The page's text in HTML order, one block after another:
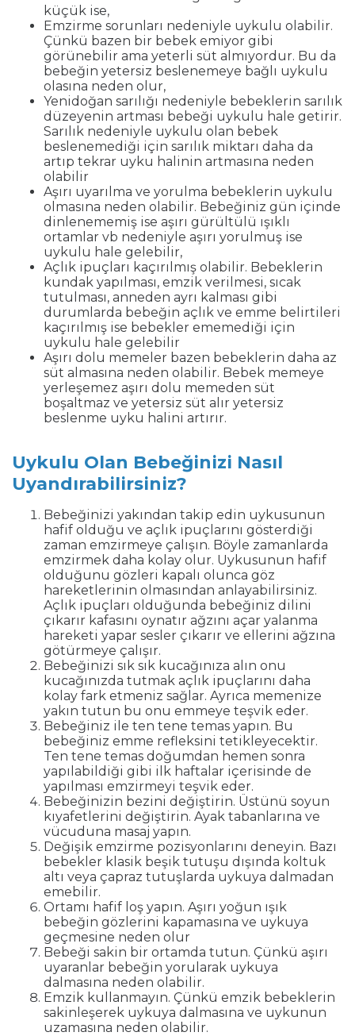
küçük ise,
Emzirme sorunları nedeniyle uykulu olabilir.
Çünkü bazen bir bebek emiyor gibi
görünebilir ama yeterli süt almıyordur. Bu da
bebeğin yetersiz beslenemeye bağlı uykulu
olasına neden olur,
Yenidoğan sarılığı nedeniyle bebeklerin sarılık
düzeyenin artması bebeği uykulu hale getirir.
Sarılık nedeniyle uykulu olan bebek
beslenemediği için sarılık miktarı daha da
artıp tekrar uyku halinin artmasına neden
olabilir
Aşırı uyarılma ve yorulma bebeklerin uykulu
olmasına neden olabilir. Bebeğiniz gün içinde
dinlenememiş ise aşırı gürültülü ışıklı
ortamlar vb nedeniyle aşırı yorulmuş ise
uykulu hale gelebilir,
Açlık ipuçları kaçırılmış olabilir. Bebeklerin
kundak yapılması, emzik verilmesi, sıcak
tutulması, anneden ayrı kalması gibi
durumlarda bebeğin açlık ve emme belirtileri
kaçırılmış ise bebekler ememediği için
uykulu hale gelebilir
Aşırı dolu memeler bazen bebeklerin daha az
süt almasına neden olabilir. Bebek memeye
yerleşemez aşırı dolu memeden süt
boşaltmaz ve yetersiz süt alır yetersiz
beslenme uyku halini artırır.
Uykulu Olan Bebeğinizi Nasıl
Uyandırabilirsiniz?
Bebeğinizi yakından takip edin uykusunun
hafif olduğu ve açlık ipuçlarını gösterdiği
zaman emzirmeye çalışın. Böyle zamanlarda
emzirmek daha kolay olur. Uykusunun hafif
olduğunu gözleri kapalı olunca göz
hareketlerinin olmasından anlayabilirsiniz.
Açlık ipuçları olduğunda bebeğiniz dilini
çıkarır kafasını oynatır ağzını açar yalanma
hareketi yapar sesler çıkarır ve ellerini ağzına
götürmeye çalışır.
Bebeğinizi sık sık kucağınıza alın onu
kucağınızda tutmak açlık ipuçlarını daha
kolay fark etmeniz sağlar. Ayrıca memenize
yakın tutun bu onu emmeye teşvik eder.
Bebeğiniz ile ten tene temas yapın. Bu
bebeğiniz emme refleksini tetikleyecektir.
Ten tene temas doğumdan hemen sonra
yapılabildiği gibi ilk haftalar içerisinde de
yapılması emzirmeyi teşvik eder.
Bebeğinizin bezini değiştirin. Üstünü soyun
kıyafetlerini değiştirin. Ayak tabanlarına ve
vücuduna masaj yapın.
Değişik emzirme pozisyonlarını deneyin. Bazı
bebekler klasik beşik tutuşu dışında koltuk
altı veya çapraz tutuşlarda uykuya dalmadan
emebilir.
Ortamı hafif loş yapın. Aşırı yoğun ışık
bebeğin gözlerini kapamasına ve uykuya
geçmesine neden olur
Bebeği sakin bir ortamda tutun. Çünkü aşırı
uyaranlar bebeğin yorularak uykuya
dalmasına neden olabilir.
Emzik kullanmayın. Çünkü emzik bebeklerin
sakinleşerek uykuya dalmasına ve uykunun
uzamasına neden olabilir.